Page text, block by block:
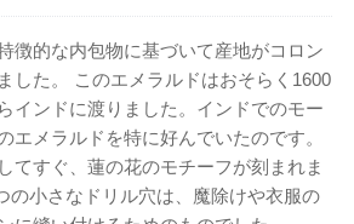
徴的な内包物に基づいて産地がコロン
した。 このエメラルドはおそらく1600
インドに渡りました。インドでのモー
エメラルドを特に好んでいたのです。
てすぐ、蓮の花のモチーフが刻まれま
の小さなドリル穴は、魔除けや衣服の